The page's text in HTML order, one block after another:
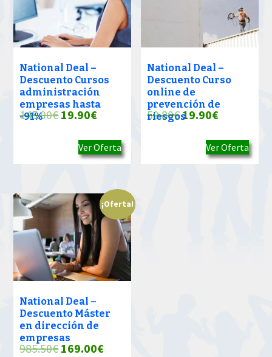
National Deal –
Descuento Cursos
administración
empresas hasta
-91%
145.00€El
original
era:
19.90€El
actual
es:
19.90€.
Ver Oferta
National Deal –
Descuento Curso
online de
prevención de
riesgos
59.80€El
original
era:
19.90€El
actual
es:
Ver Oferta
¡Oferta!
National Deal –
Descuento Máster
en dirección de
empresas
985.50€El
169.00€El